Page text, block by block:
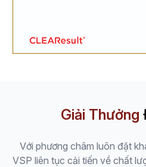
Giải Thưởng
Với phương châm luôn đặt
VSP liên tục cải tiến về chất